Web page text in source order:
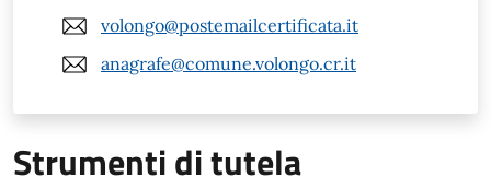
volongo@postemailcertificata.it
anagrafe@comune.volongo.cr.it
Strumenti di tutela